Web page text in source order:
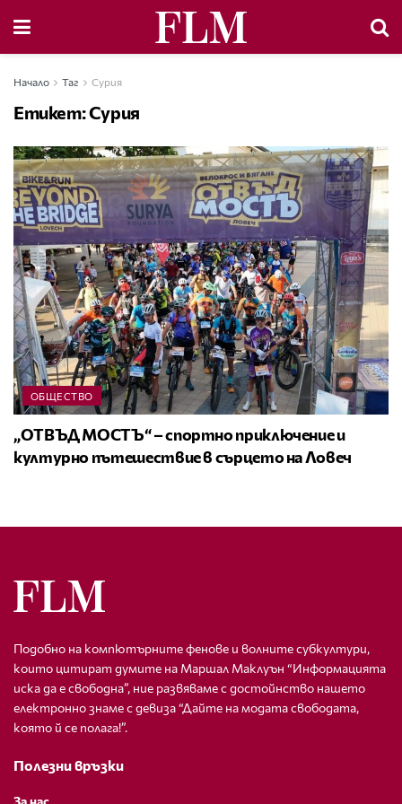
Начало Таг Сурия
Етикет:Сурия
ОБЩЕСТВО
„ОТВЪД МОСТЪ“ – спортно приключение и
културно пътешествие в сърцето на Ловеч
Подобно на компютърните фенове и волните субкултури,
които цитират думите на Маршал Маклуън “Информацията
иска да е свободна”, ние развяваме с достойнство нашето
електронно знаме с девиза “Дайте на модата свободата,
която й се полага!”.
Полезни връзки
За нас